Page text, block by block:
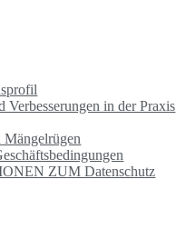
Verbesserungen in der Praxis
Mängelrügen
ZUM Datenschutz